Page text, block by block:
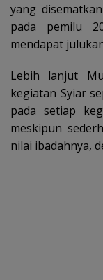
yang
pada pemilu
mendapat
Lebih lanjut
kegiatan Syiar
pada setiap
meskipun
nilai ibadahnya,